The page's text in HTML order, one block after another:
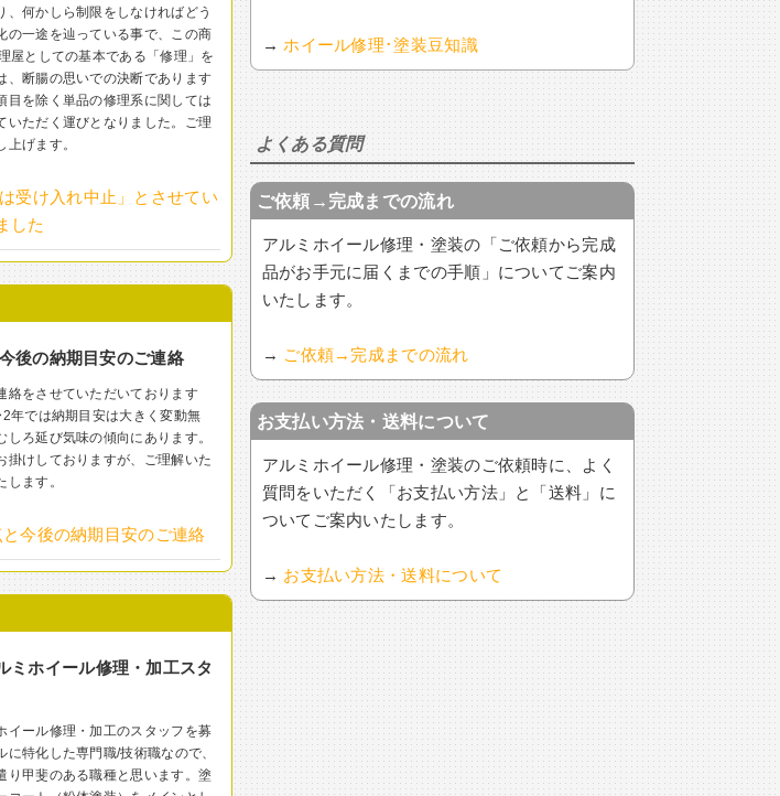
、何かしら制限をしなければどう
の一途を辿っている事で、この商
屋としての基本である「修理」を
、断腸の思いでの決断であります
目を除く単品の修理系に関しては
いただく運びとなりました。ご理
げます。
受け入れ中止」とさせてい
した
後の納期目安のご連絡
絡をさせていただいております
年では納期目安は大きく変動無
しろ延び気味の傾向にあります。
掛けしておりますが、ご理解いた
ます。
今後の納期目安のご連絡
ミホイール修理・加工スタ
イール修理・加工のスタッフを募
特化した専門職/技術職なので、
り甲斐のある職種と思います。塗
→ ホイール修理･塗装豆知識
よくある質問
ご依頼→完成までの流れ
アルミホイール修理・塗装の「ご依頼から完成
品がお手元に届くまでの手順」についてご案内
いたします。
→ ご依頼→完成までの流れ
お支払い方法・送料について
アルミホイール修理・塗装のご依頼時に、よく
質問をいただく「お支払い方法」と「送料」に
ついてご案内いたします。
→ お支払い方法・送料について